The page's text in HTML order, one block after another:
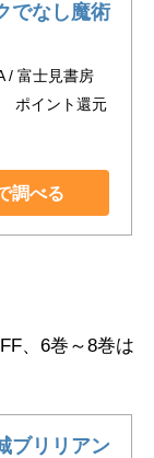
でなし魔術
/ 富士見書房
イント還元
調べる
、6巻～8巻は
ブリリアン